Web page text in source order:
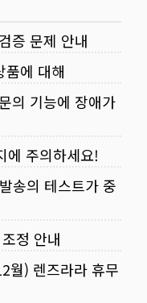
증 문제 안내
품에 대해
의 기능에 장애가
에 주의하세요!
송의 테스트가 중
정 안내
월) 렌즈라라 휴무